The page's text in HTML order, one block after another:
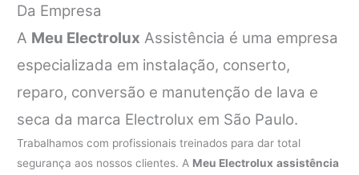
Da Empresa
A Meu Electrolux Assistência é uma empresa
especializada em instalação, conserto,
reparo, conversão e manutenção de lava e
seca da marca Electrolux em São Paulo.
Trabalhamos com profissionais treinados para dar total
segurança aos nossos clientes. A Meu Electrolux assistência